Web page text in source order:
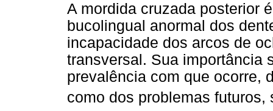
A mordida cruzada posterior
bucolingual anormal dos
incapacidade dos arcos de
transversal. Sua importância
prevalência com que ocorre,
como dos problemas